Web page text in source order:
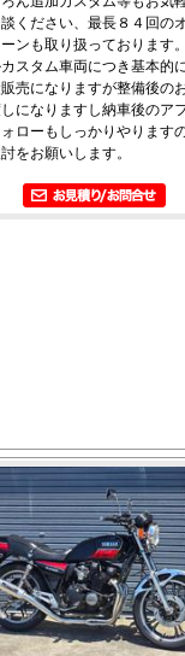
談ください、最長８４回の
ーンも取り扱っております
スタム車両につき基本的
売になりますが整備後の
しになりますし納車後のア
ローもしっかりやります
をお願いします。